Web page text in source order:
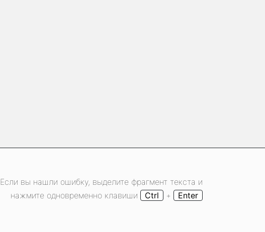
Если вы нашли ошибку, выделите фрагмент текста и
нажмите одновременно клавиши
Ctrl + Enter